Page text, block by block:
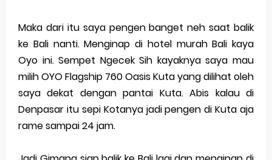
Maka dari itu saya pengen banget neh saat balik
ke Bali nanti. Menginap di hotel murah Bali kaya
Oyo ini. Sempet Ngecek Sih kayaknya saya mau
milih OYO Flagship 760 Oasis Kuta yang dilihat oleh
saya dekat dengan pantai Kuta. Abis kalau di
Denpasar itu sepi Kotanya jadi pengen di Kuta aja
rame sampai 24 jam.